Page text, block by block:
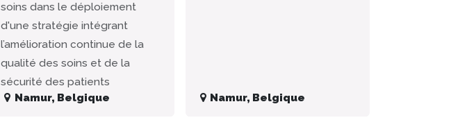
soins dans le déploiement
d'une stratégie intégrant
l’amélioration continue de la
qualité des soins et de la
sécurité des patients
Namur, Belgique Namur, Belgique